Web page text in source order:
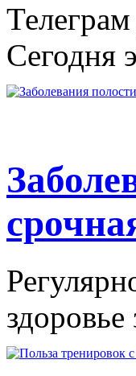
Сегодня
здоровье